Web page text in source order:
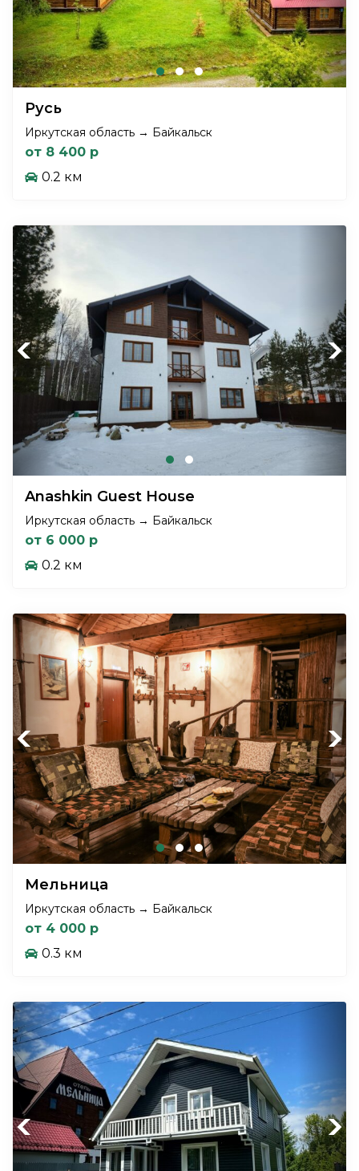
Русь
Иркутская область → Байкальск
от 8 400 р
0.2 км
Previous Next
Anashkin Guest House
Иркутская область → Байкальск
от 6 000 р
0.2 км
Previous Next
Мельница
Иркутская область → Байкальск
от 4 000 р
0.3 км
Previous Next